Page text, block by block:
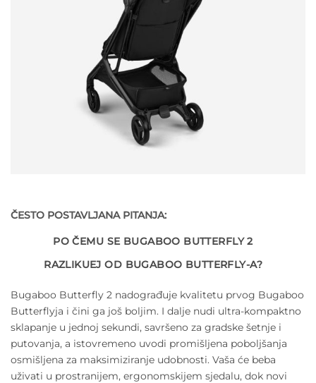
ČESTO POSTAVLJANA PITANJA:
PO ČEMU SE BUGABOO BUTTERFLY 2
RAZLIKUEJ OD BUGABOO BUTTERFLY-A?
Bugaboo Butterfly 2 nadograđuje kvalitetu prvog Bugaboo
Butterflyja i čini ga još boljim. I dalje nudi ultra-kompaktno
sklapanje u jednoj sekundi, savršeno za gradske šetnje i
putovanja, a istovremeno uvodi promišljena poboljšanja
osmišljena za maksimiziranje udobnosti. Vaša će beba
uživati ​​u prostranijem, ergonomskijem sjedalu, dok novi